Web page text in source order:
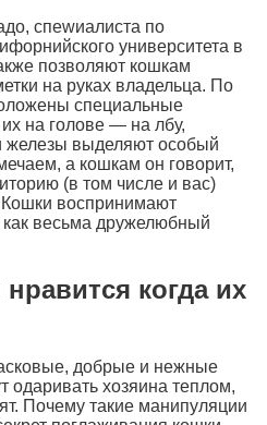
спеwиалиста по
университета в
позволяют кошкам
на руках владельца. По
специальные
на голове — на лбу,
железы выделяют особый
а кошкам он говорит,
(в том числе и вас)
Кошки воспринимают
весьма дружелюбный
когда их
добрые и нежные
одаривать хозяина теплом,
Почему такие манипуляции